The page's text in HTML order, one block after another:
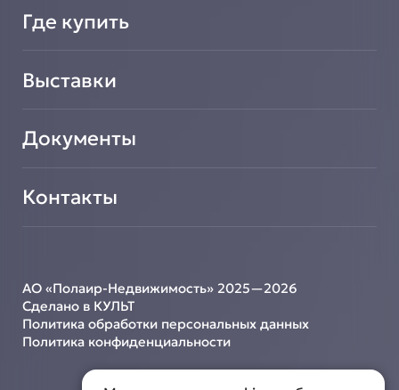
АО «Полаир-Недвижимость» 2025—2026
Сделано в КУЛЬТ
Политика обработки персональных данных
Политика конфиденциальности
Где купить
Выставки
Документы
Контакты